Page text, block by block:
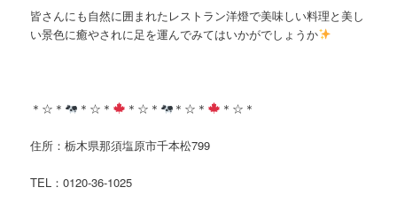
皆さんにも自然に囲まれたレストラン洋燈で美味しい料理と美し
い景色に癒やされに足を運んでみてはいかがでしょうか
＊☆＊ ＊☆＊ ＊☆＊ ＊☆＊ ＊☆＊
住所：栃木県那須塩原市千本松799
TEL：0120-36-1025